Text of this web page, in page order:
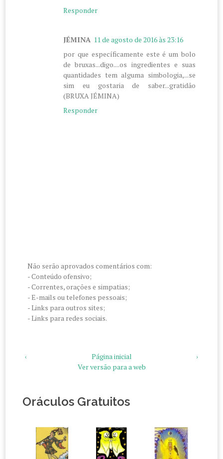
Responder
JÉMINA 11 de agosto de 2016 às 23:16
por que específicamente este é um bolo
de bruxas...digo....os ingredientes e suas
quantidades tem alguma simbologia,...se
sim eu gostaria de saber...gratidão
(BRUXA JÉMINA)
Responder
Não serão aprovados comentários com:
- Conteúdo ofensivo;
- Correntes, orações e simpatias;
- E-mails ou telefones pessoais;
- Links para outros sites;
- Links para redes sociais.
‹ ›
Página inicial
Ver versão para a web
Oráculos Gratuitos